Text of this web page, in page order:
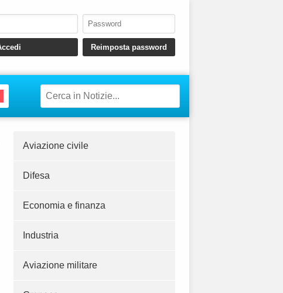
Aviazione civile
Difesa
Economia e finanza
Industria
Aviazione militare